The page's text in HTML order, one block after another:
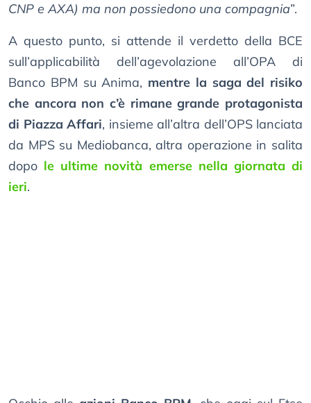
CNP e AXA) ma non possiedono una compagnia”.
A questo punto, si attende il verdetto della BCE
sull’applicabilità dell’agevolazione all’OPA di
Banco BPM su Anima, mentre la saga del risiko
che ancora non c’è rimane grande protagonista
di Piazza Affari, insieme all’altra dell’OPS lanciata
da MPS su Mediobanca, altra operazione in salita
dopo le ultime novità emerse nella giornata di
ieri.